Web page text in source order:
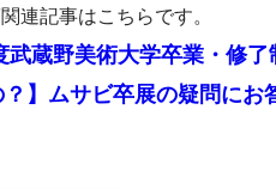
連記事はこちらです。
武蔵野美術大学卒業・修
？】ムサビ卒展の疑問にお